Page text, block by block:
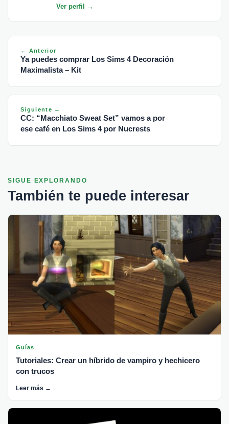
Ver perfil →
← Anterior
Ya puedes comprar Los Sims 4 Decoración
Maximalista – Kit
Siguiente →
CC: “Macchiato Sweat Set” vamos a por
ese café en Los Sims 4 por Nucrests
SIGUE EXPLORANDO
También te puede interesar
Guías
Tutoriales: Crear un híbrido de vampiro y hechicero
con trucos
Leer más →